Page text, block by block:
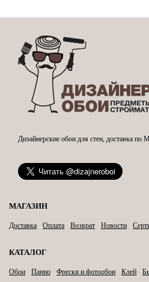
Дизайнерские обои для стен, доставка по
МАГАЗИН
Доставка Оплата Возврат Новости
КАТАЛОГ
Обои Панно Фрески и фотообои Клей